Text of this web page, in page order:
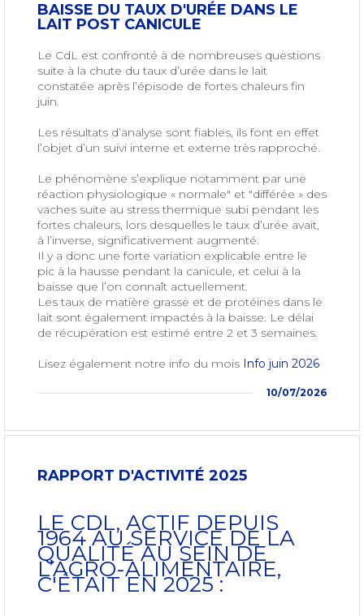
BAISSE DU TAUX D'URÉE DANS LE
LAIT POST CANICULE
Le CdL est confronté à de nombreuses questions
suite à la chute du taux d’urée dans le lait
constatée après l’épisode de fortes chaleurs fin
juin.
Les résultats d’analyse sont fiables, ils font en effet
l’objet d’un suivi interne et externe très rapproché.
Le phénomène s’explique notamment par une
réaction physiologique « normale" et "différée » des
vaches suite au stress thermique subi pendant les
fortes chaleurs, lors desquelles le taux d’urée avait,
à l’inverse, significativement augmenté.
Il y a donc une forte variation explicable entre le
pic à la hausse pendant la canicule, et celui à la
baisse que l’on connaît actuellement.
Les taux de matière grasse et de protéines dans le
lait sont également impactés à la baisse. Le délai
de récupération est estimé entre 2 et 3 semaines.
Lisez également notre info du mois Info juin 2026
10/07/2026
RAPPORT D'ACTIVITÉ 2025
LE CDL, ACTIF DEPUIS
1964 AU SERVICE DE LA
QUALITÉ AU SEIN DE
L’AGRO-ALIMENTAIRE,
C'ÉTAIT EN 2025 :